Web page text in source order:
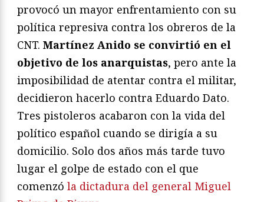
provocó un mayor enfrentamiento con su
política represiva contra los obreros de la
CNT. Martínez Anido se convirtió en el
objetivo de los anarquistas, pero ante la
imposibilidad de atentar contra el militar,
decidieron hacerlo contra Eduardo Dato.
Tres pistoleros acabaron con la vida del
político español cuando se dirigía a su
domicilio. Solo dos años más tarde tuvo
lugar el golpe de estado con el que
comenzó la dictadura del general Miguel